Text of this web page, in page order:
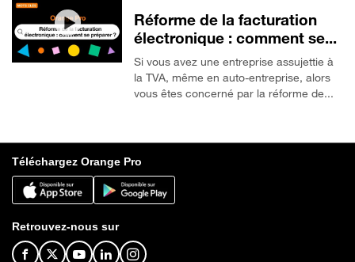
Réforme de la facturation
électronique : comment se...
Si vous avez une entreprise assujettie à
la TVA, même en auto-entreprise, alors
vous êtes concerné par la réforme de...
Téléchargez Orange Pro
Retrouvez-nous sur